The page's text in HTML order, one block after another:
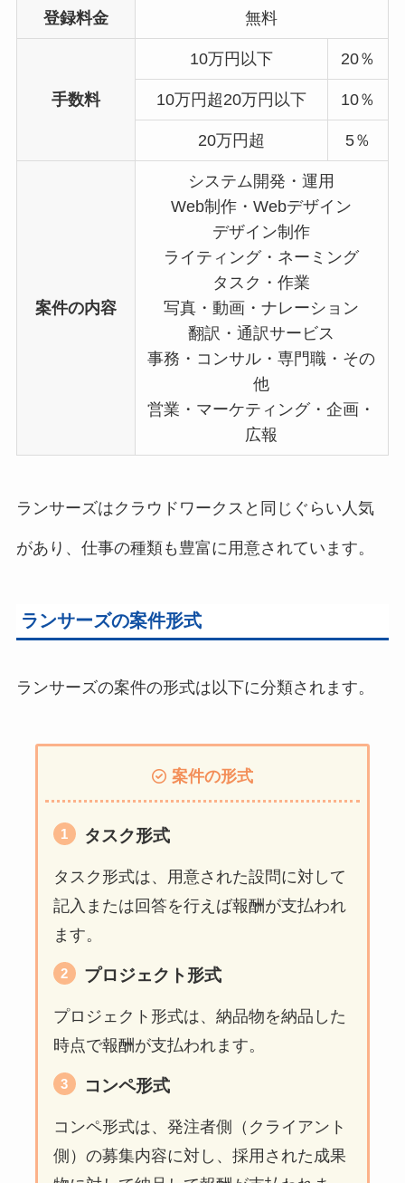
登録料金 無料
手数料
10万円以下 20％
10万円超20万円以下 10％
20万円超 5％
案件の内容
システム開発・運用
Web制作・Webデザイン
デザイン制作
ライティング・ネーミング
タスク・作業
写真・動画・ナレーション
翻訳・通訳サービス
事務・コンサル・専門職・その
他
営業・マーケティング・企画・
広報
ランサーズはクラウドワークスと同じぐらい人気
があり、仕事の種類も豊富に用意されています。
ランサーズの案件形式
ランサーズの案件の形式は以下に分類されます。
案件の形式
タスク形式
タスク形式は、用意された設問に対して
記入または回答を行えば報酬が支払われ
ます。
プロジェクト形式
プロジェクト形式は、納品物を納品した
時点で報酬が支払われます。
コンペ形式
コンペ形式は、発注者側（クライアント
側）の募集内容に対し、採用された成果